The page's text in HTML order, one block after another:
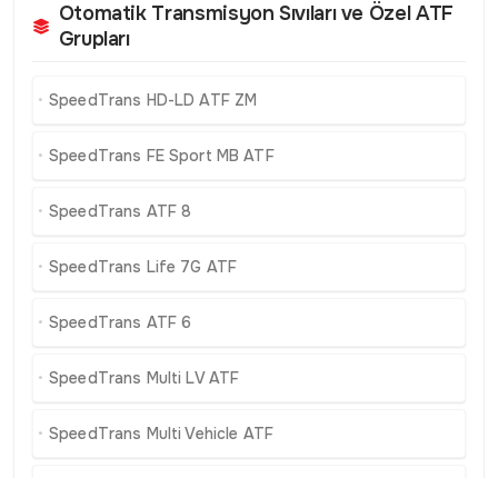
Otomatik Transmisyon Sıvıları ve Özel ATF
Grupları
SpeedTrans HD-LD ATF ZM
SpeedTrans FE Sport MB ATF
SpeedTrans ATF 8
SpeedTrans Life 7G ATF
SpeedTrans ATF 6
SpeedTrans Multi LV ATF
SpeedTrans Multi Vehicle ATF